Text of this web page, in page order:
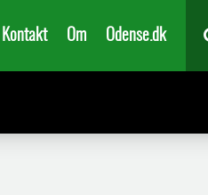
Kontakt Om Odense.dk